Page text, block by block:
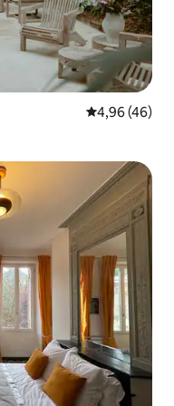
Средна
4,96 (46)